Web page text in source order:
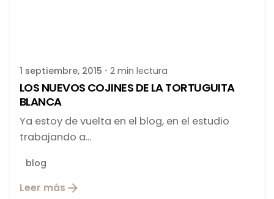
1 septiembre, 2015 2 min lectura
LOS NUEVOS COJINES DE LA TORTUGUITA
BLANCA
Ya estoy de vuelta en el blog, en el estudio
trabajando a...
blog
Leer más